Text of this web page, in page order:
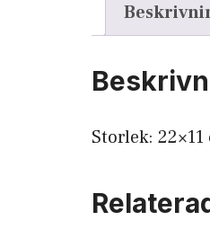
Storlek: 22×11